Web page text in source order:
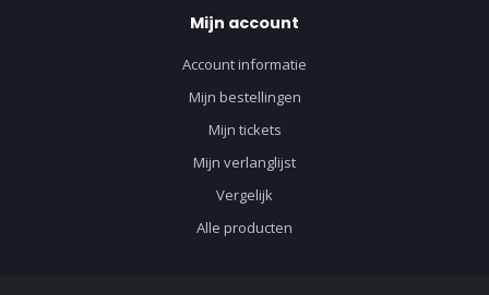
Mijn account
Account informatie
Mijn bestellingen
Mijn tickets
Mijn verlanglijst
Vergelijk
Alle producten